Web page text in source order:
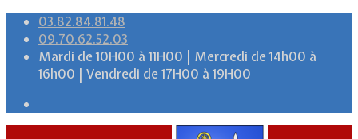
03.82.84.81.48
09.70.62.52.03
Mardi de 10H00 à 11H00 | Mercredi de 14h00 à
16h00 | Vendredi de 17H00 à 19H00